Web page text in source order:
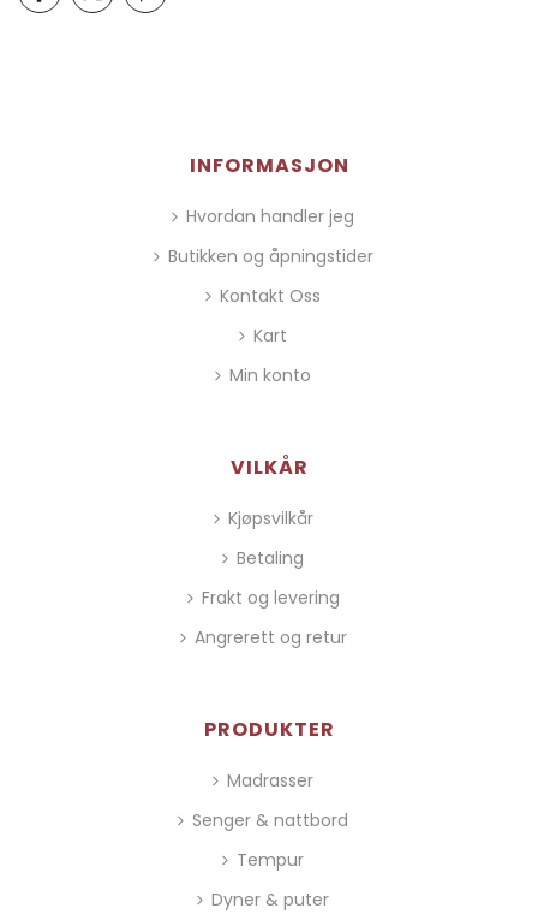
INFORMASJON
Hvordan handler jeg
Butikken og åpningstider
Kontakt Oss
Kart
Min konto
VILKÅR
Kjøpsvilkår
Betaling
Frakt og levering
Angrerett og retur
PRODUKTER
Madrasser
Senger & nattbord
Tempur
Dyner & puter